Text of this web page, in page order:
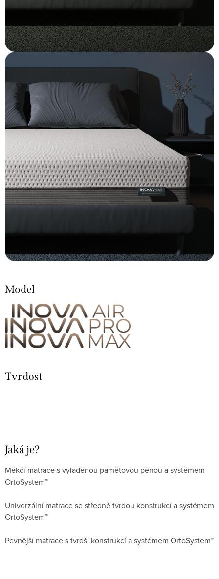
Model
Tvrdost
Jaká je?
Měkčí matrace s vyladěnou pamětovou pěnou a systémem
OrtoSystem™
Univerzální matrace se středně tvrdou konstrukcí a systémem
OrtoSystem™
Pevnější matrace s tvrdší konstrukcí a systémem OrtoSystem™